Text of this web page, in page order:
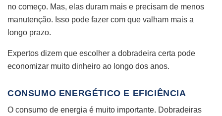
no começo. Mas, elas duram mais e precisam de menos
manutenção. Isso pode fazer com que valham mais a
longo prazo.
Expertos dizem que escolher a dobradeira certa pode
economizar muito dinheiro ao longo dos anos.
CONSUMO ENERGÉTICO E EFICIÊNCIA
O consumo de energia é muito importante. Dobradeiras